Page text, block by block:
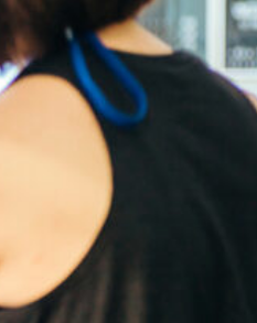
ない方が成功しやすい理由